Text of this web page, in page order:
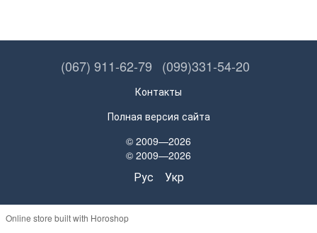
(067) 911-62-79 (099)331-54-20
Контакты
Полная версия сайта
© 2009—2026
© 2009—2026
Рус Укр
Online store built with Horoshop